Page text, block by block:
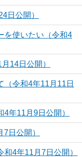
日公開）
を使いたい（令和4
14日公開）
（令和4年11月11日
年11月9日公開）
日公開）
4年11月7日公開）